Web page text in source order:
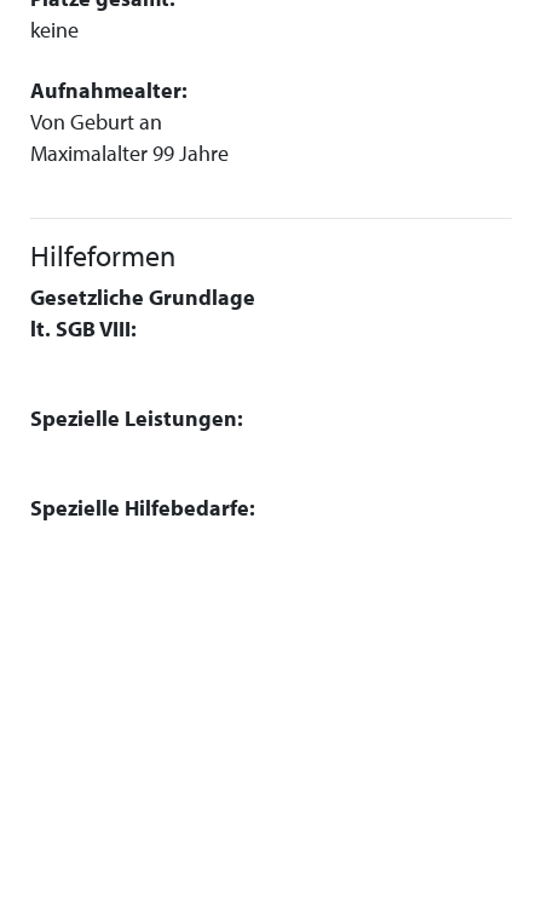
keine
Aufnahmealter:
Von Geburt an
Maximalalter 99 Jahre
Hilfeformen
Gesetzliche Grundlage
lt. SGB VIII:
Spezielle Leistungen:
Spezielle Hilfebedarfe: